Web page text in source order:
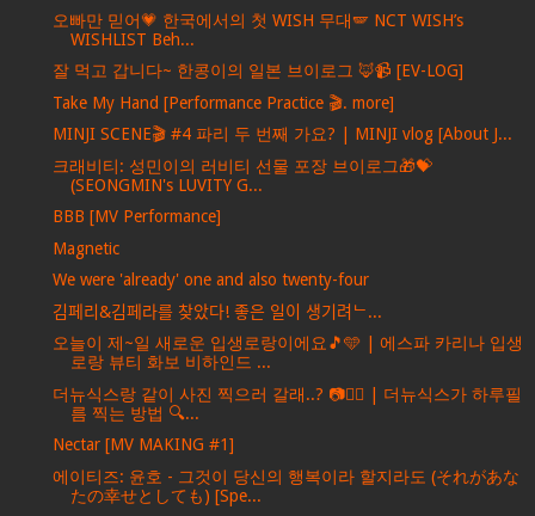
오빠만 믿어💗 한국에서의 첫 WISH 무대🪽 NCT WISH’s
WISHLIST Beh...
잘 먹고 갑니다~ 한콩이의 일본 브이로그 🦊📹 [EV-LOG]
Take My Hand [Performance Practice 🎬. more]
MINJI SCENE🎬 #4 파리 두 번째 가요? | MINJI vlog [About J...
크래비티: 성민이의 러비티 선물 포장 브이로그🎁💝
(SEONGMIN's LUVITY G...
BBB [MV Performance]
Magnetic
We were 'already' one and also twenty-four
김페리&김페라를 찾았다! 좋은 일이 생기려ᄂ...
오늘이 제~일 새로운 입생로랑이에요🎵🩵 | 에스파 카리나 입생
로랑 뷰티 화보 비하인드 ...
더뉴식스랑 같이 사진 찍으러 갈래..? 📷❤‍🔥 | 더뉴식스가 하루필
름 찍는 방법 🔍...
Nectar [MV MAKING #1]
에이티즈: 윤호 - 그것이 당신의 행복이라 할지라도 (それがあな
たの幸せとしても) [Spe...